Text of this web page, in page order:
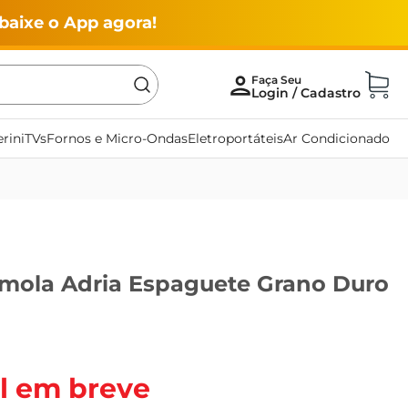
o App agora!
TVsFornos e Micro-OndasEletroportáteisAr Condicionado
Adria Espaguete Grano Duro
em breve